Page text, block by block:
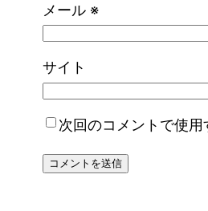
メール ※
サイト
次回のコメントで使